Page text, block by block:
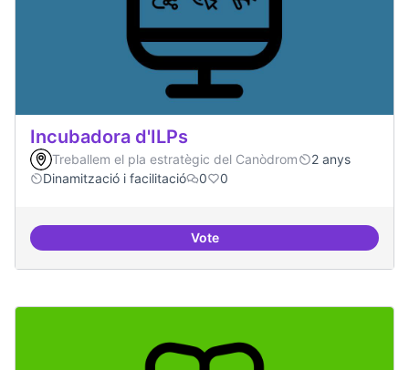
Incubadora d'ILPs
Treballem el pla estratègic del Canòdrom
2 anys
Dinamització i facilitació
0 0
VoteIncubadora d'ILPs